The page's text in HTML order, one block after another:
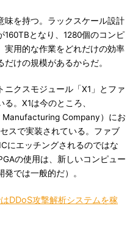
を持つ。ラックスケール設計
となり、1280個のコンピ
実用的な作業をどれだけの効率
けの規模があるからだ。
クスモジュール「X1」とファ
。X1は今のところ、
Company）にお
スで実装されている。ファブ
にエッチングされるのではな
の使用は、新しいコンピュー
では一般的だ）。
DDoS攻撃解析システムを稼